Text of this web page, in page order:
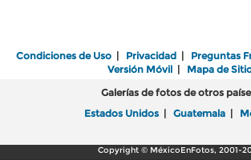
Condiciones de Uso | Privacidad | Preguntas
Versión Móvil| Mapa de
Galerías de fotos de otros
Estados Unidos | Guatemala |
Copyright © MéxicoEnFotos, 2001-